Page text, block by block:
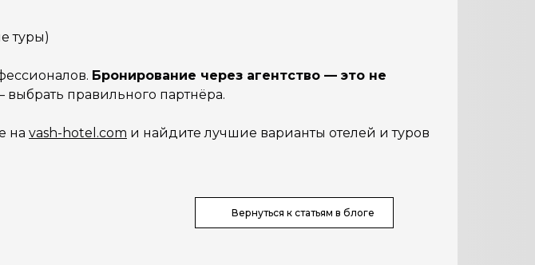
туры)
Бронирование через агентство — это не
выбрать правильного партнёра.
на vash-hotel.com и найдите лучшие варианты отелей и туров
Вернуться к статьям в блоге